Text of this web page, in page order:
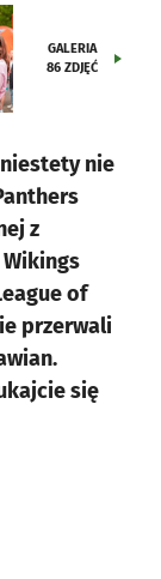
GALERIA
86 ZDJĘĆ
nie
z
of
przerwali
się